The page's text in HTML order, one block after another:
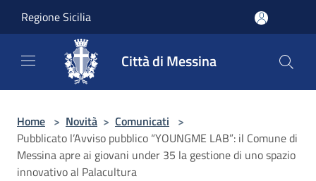
Regione Sicilia
Città di Messina
Home > Novità > Comunicati >
Pubblicato l’Avviso pubblico “YOUNGME LAB”: il Comune di
Messina apre ai giovani under 35 la gestione di uno spazio
innovativo al Palacultura